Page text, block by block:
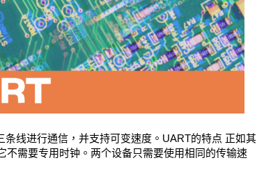
线进行通信，并支持可变速度。UART的特点 正如其
需要专用时钟。两个设备只需要使用相同的传输速